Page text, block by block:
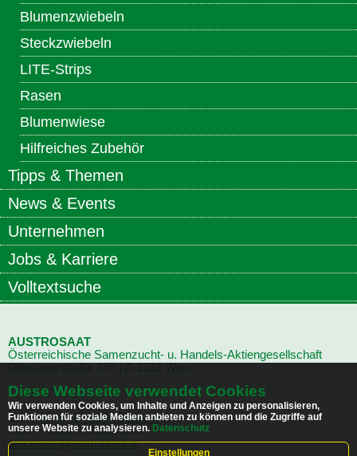
Blumenzwiebeln
Steckzwiebeln
LITE-Strips
Rasen
Blumenwiese
Hilfreiches Zubehör
Tipps & Themen
News & Events
Unternehmen
Jobs & Karriere
Volltextsuche
AUSTROSAAT
Österreichische Samenzucht- u. Handels-Aktiengesellschaft
Tel.:+43 (0) 1 - 616 70 23 – 0
Fax: +43 (0) 1 - 616 72 69
officewien@austrosaat.at
Diese Webseite verwendet Cookies
Wir verwenden Cookies, um Inhalte und Anzeigen zu personalisieren,
Funktionen für soziale Medien anbieten zu können und die Zugriffe auf
unsere Website zu analysieren. Datenschutz
Einstellungen